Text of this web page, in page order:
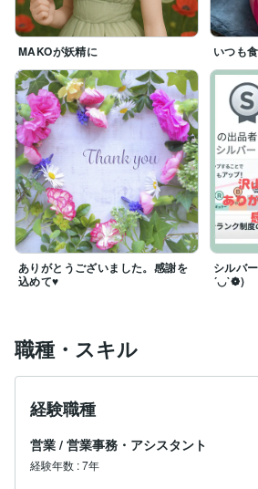
MAKOが妖精に いつも
ありがとうございました。感謝を
込めて♥
シルバ
´◡`❁)
職種・スキル
経験職種
営業 / 営業事務・アシスタント
経験年数 :7年